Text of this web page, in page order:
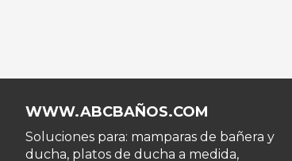
WWW.ABCBAÑOS.COM
Soluciones para: mamparas de bañera y
ducha, platos de ducha a medida,